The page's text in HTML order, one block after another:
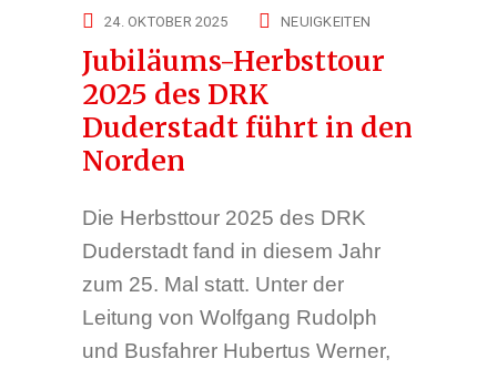
24. OKTOBER 2025 NEUIGKEITEN
Jubiläums-Herbsttour
2025 des DRK
Duderstadt führt in den
Norden
Die Herbsttour 2025 des DRK
Duderstadt fand in diesem Jahr
zum 25. Mal statt. Unter der
Leitung von Wolfgang Rudolph
und Busfahrer Hubertus Werner,